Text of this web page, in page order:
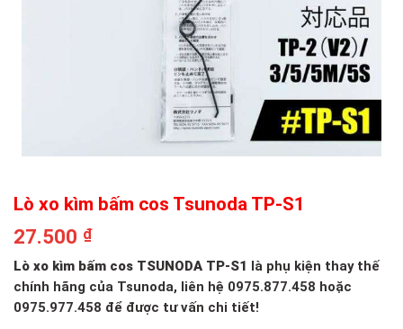
Lò xo kìm bấm cos Tsunoda TP-S1
27.500 ₫
Lò xo kìm bấm cos TSUNODA TP-S1
là phụ kiện thay thế
chính hãng của Tsunoda, liên hệ 0975.877.458 hoặc
0975.977.458 để được tư vấn chi tiết!